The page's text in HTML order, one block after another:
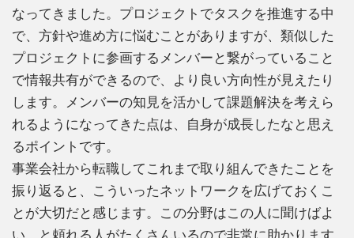
なってきました。プロジェクトでタスクを推進する中
で、方針や進め方に悩むことがありますが、類似した
プロジェクトに参画するメンバーと繋がっていること
で情報共有ができるので、より良い方向性が見えたり
します。メンバーの知見を活かして課題解決を考えら
れるようになってきた点は、自身が成長したなと思え
るポイントです。
事業会社から転職してこれまで取り組んできたことを
振り返ると、こういったネットワークを広げておくこ
とが大切だと感じます。この分野はこの人に聞けばよ
い、と頼れる人がたくさんいるので非常に助かります